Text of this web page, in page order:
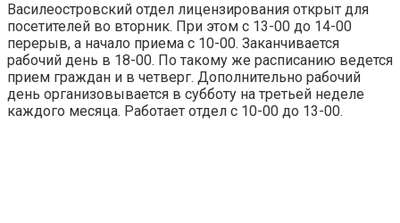
Василеостровский отдел лицензирования открыт для
посетителей во вторник. При этом с 13-00 до 14-00
перерыв, а начало приема с 10-00. Заканчивается
рабочий день в 18-00. По такому же расписанию ведется
прием граждан и в четверг. Дополнительно рабочий
день организовывается в субботу на третьей неделе
каждого месяца. Работает отдел с 10-00 до 13-00.